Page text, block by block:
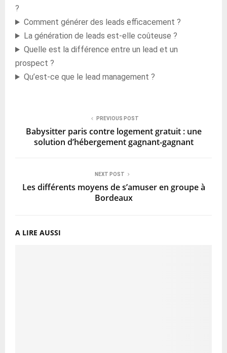
?
Comment générer des leads efficacement ?
La génération de leads est-elle coûteuse ?
Quelle est la différence entre un lead et un
prospect ?
Qu’est-ce que le lead management ?
PREVIOUS POST
Babysitter paris contre logement gratuit : une
solution d’hébergement gagnant-gagnant
NEXT POST
Les différents moyens de s’amuser en groupe à
Bordeaux
A LIRE AUSSI